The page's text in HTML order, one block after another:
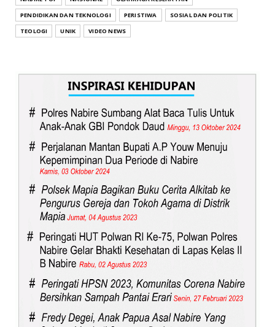
PENDIDIKAN DAN TEKNOLOGI
PERISTIWA
SOSIAL DAN POLITIK
TEOLOGI
UNIK VIDEO NEWS